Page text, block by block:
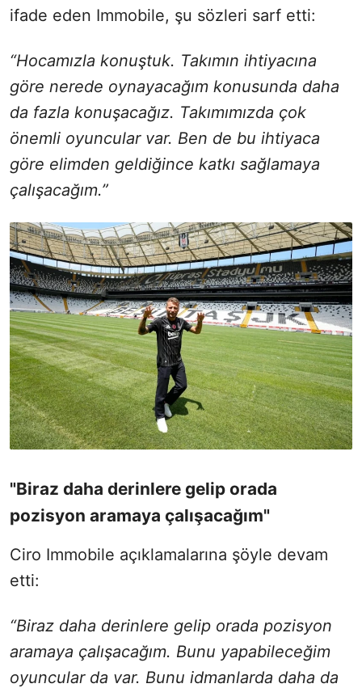
ifade eden Immobile, şu sözleri sarf etti:
“Hocamızla konuştuk. Takımın ihtiyacına
göre nerede oynayacağım konusunda daha
da fazla konuşacağız. Takımımızda çok
önemli oyuncular var. Ben de bu ihtiyaca
göre elimden geldiğince katkı sağlamaya
çalışacağım.”
"Biraz daha derinlere gelip orada
pozisyon aramaya çalışacağım"
Ciro Immobile açıklamalarına şöyle devam
etti:
“Biraz daha derinlere gelip orada pozisyon
aramaya çalışacağım. Bunu yapabileceğim
oyuncular da var. Bunu idmanlarda daha da